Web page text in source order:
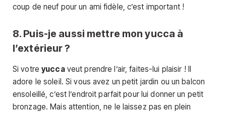
coup de neuf pour un ami fidèle, c’est important !
8. Puis-je aussi mettre mon yucca à
l’extérieur ?
Si votreyuccaveut prendre l’air, faites-lui plaisir ! Il
adore le soleil. Si vous avez un petit jardin ou un balcon
ensoleillé, c’est l’endroit parfait pour lui donner un petit
bronzage. Mais attention, ne le laissez pas en plein